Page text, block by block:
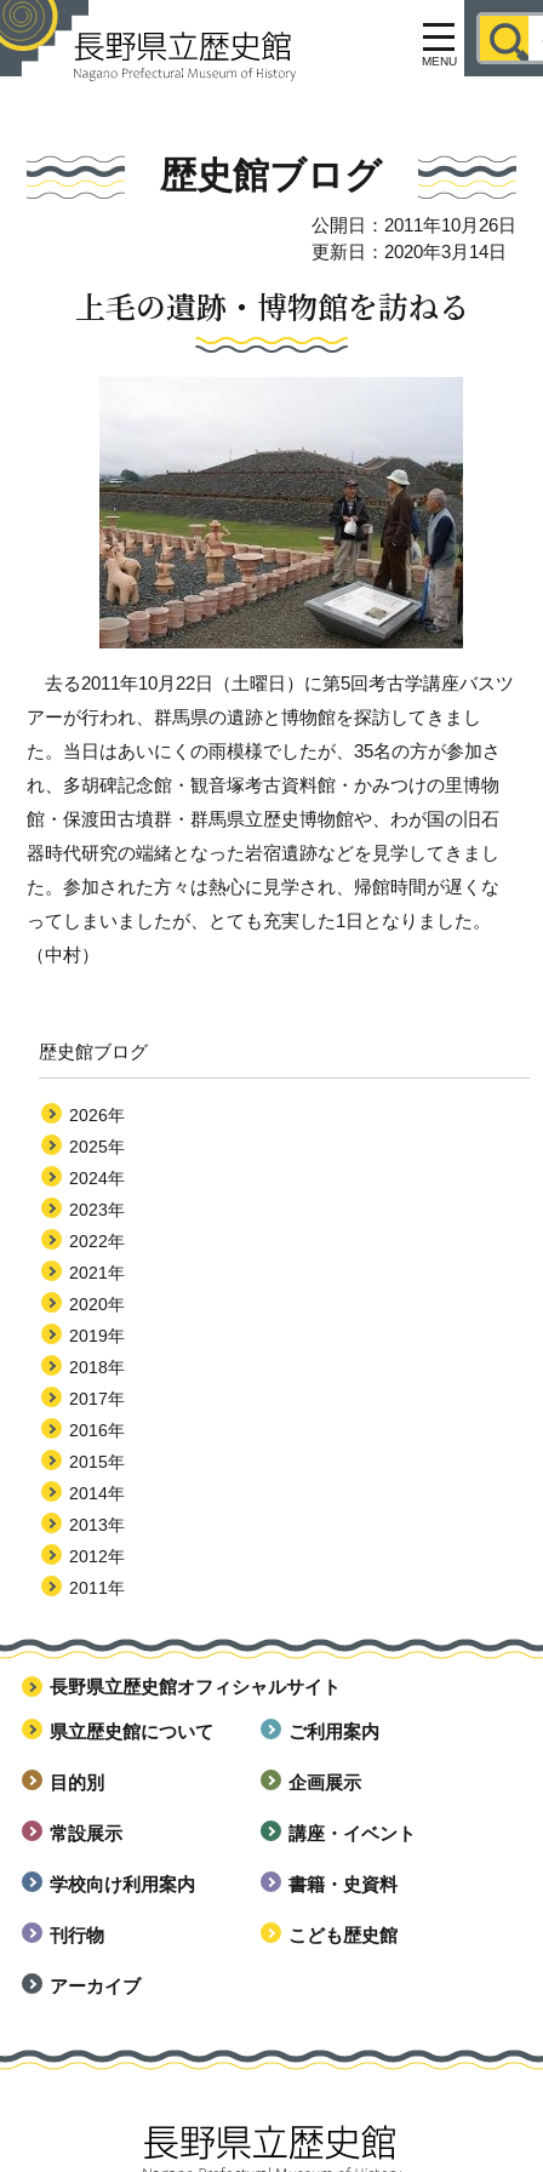
MENU
歴史館ブログ
公開日：2011年10月26日
更新日：2020年3月14日
上毛の遺跡・博物館を訪ねる
去る2011年10月22日（土曜日）に第5回考古学講座バスツ
アーが行われ、群馬県の遺跡と博物館を探訪してきまし
た。当日はあいにくの雨模様でしたが、35名の方が参加さ
れ、多胡碑記念館・観音塚考古資料館・かみつけの里博物
館・保渡田古墳群・群馬県立歴史博物館や、わが国の旧石
器時代研究の端緒となった岩宿遺跡などを見学してきまし
た。参加された方々は熱心に見学され、帰館時間が遅くな
ってしまいましたが、とても充実した1日となりました。
（中村）
歴史館ブログ
2026年
2025年
2024年
2023年
2022年
2021年
2020年
2019年
2018年
2017年
2016年
2015年
2014年
2013年
2012年
2011年
長野県立歴史館オフィシャルサイト
県立歴史館について ご利用案内
目的別 企画展示
常設展示 講座・イベント
学校向け利用案内 書籍・史資料
刊行物 こども歴史館
アーカイブ